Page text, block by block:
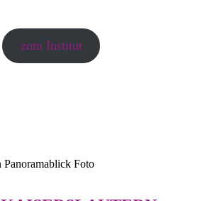
zum Institut